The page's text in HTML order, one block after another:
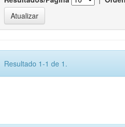
Resultado 1-1 de 1.